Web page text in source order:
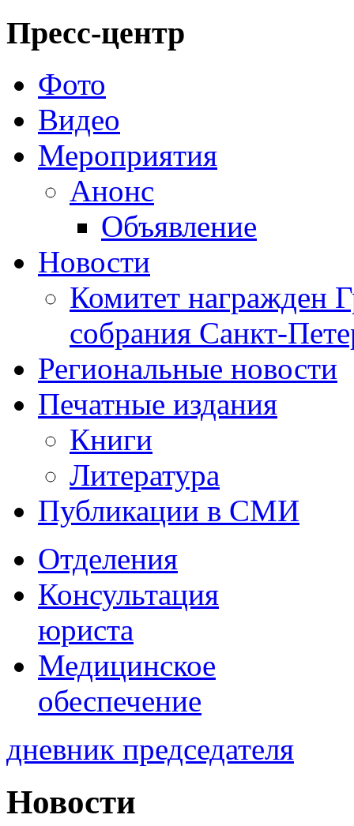
Пресс-центр
Фото
Видео
Мероприятия
Анонс
Объявление
Новости
Комитет награжден
собрания Санкт-
Региональные новости
Печатные издания
Книги
Литература
Публикации в СМИ
Отделения
Консультация
юриста
Медицинское
обеспечение
дневник председателя
Новости